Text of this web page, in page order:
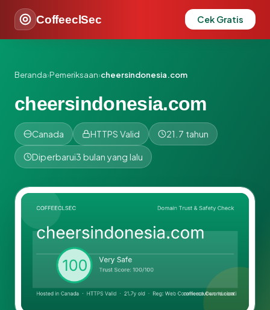
CoffeeclSec Cek Gratis
Beranda›Pemeriksaan›cheersindonesia.com
cheersindonesia.com
Canada HTTPS Valid 21.7 tahun
Diperbarui3 bulan yang lalu